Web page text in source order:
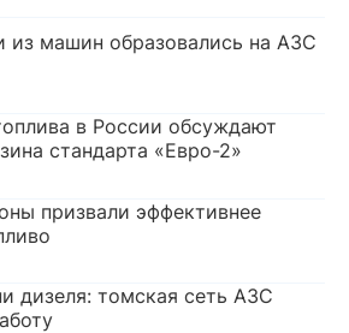
из машин образовались на АЗС
в России обсуждают
стандарта «Евро-2»
призвали эффективнее
дизеля: томская сеть АЗС